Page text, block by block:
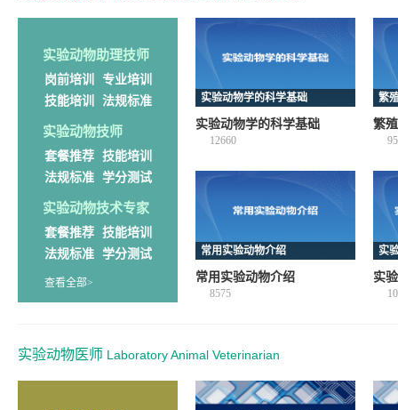
实验动物助理技师
岗前培训
专业培训
技能培训
法规标准
实验动物技师
套餐推荐 技能培训
法规标准 学分测试
实验动物技术专家
套餐推荐 技能培训
法规标准 学分测试
查看全部>
实验动物学的科学基础
实验动物学的科学基础
12660
繁
繁
常用实验动物介绍
常用实验动物介绍
8575
实
实
实验动物医师 Laboratory Animal Veterinarian